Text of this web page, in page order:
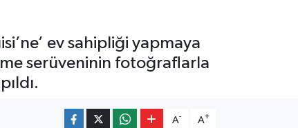
ev sahipliği yapmaya
serüveninin fotoğraflarla
A- A+